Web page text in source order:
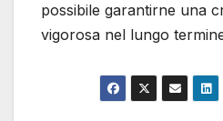
possibile garantirne una
vigorosa nel lungo